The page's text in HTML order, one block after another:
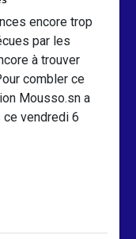
encore trop
par les
à trouver
combler ce
Mousso.sn a
vendredi 6